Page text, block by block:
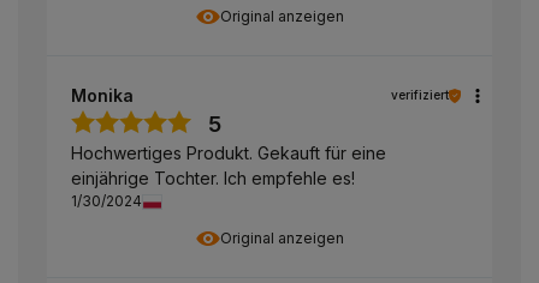
Original anzeigen
Original anzeigen
Monika verifiziert
5
Hochwertiges Produkt. Gekauft für eine
einjährige Tochter. Ich empfehle es!
1/30/2024